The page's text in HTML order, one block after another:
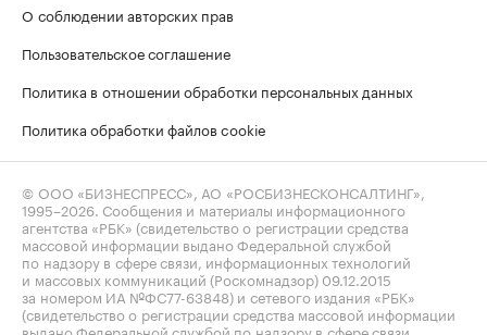
О соблюдении авторских прав
Пользовательское соглашение
Политика в отношении обработки персональных данных
Политика обработки файлов cookie
© ООО «БИЗНЕСПРЕСС», АО «РОСБИЗНЕСКОНСАЛТИНГ»,
1995–2026 . Сообщения и материалы информационного
агентства «РБК» (свидетельство о регистрации средства
массовой информации выдано Федеральной службой
по надзору в сфере связи, информационных технологий
и массовых коммуникаций (Роскомнадзор) 09.12.2015
за номером ИА №ФС77-63848) и сетевого издания «РБК»
(свидетельство о регистрации средства массовой информации
выдано Федеральной службой по надзору в сфере связи,